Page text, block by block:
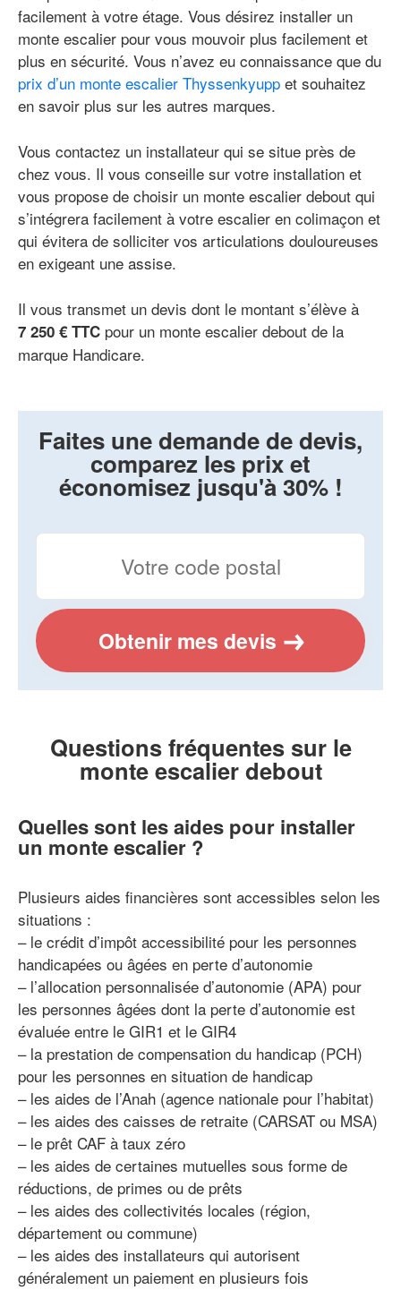
facilement à votre étage. Vous désirez installer un
monte escalier pour vous mouvoir plus facilement et
plus en sécurité. Vous n’avez eu connaissance que du
prix d’un monte escalier Thyssenkyupp et souhaitez
en savoir plus sur les autres marques.
Vous contactez un installateur qui se situe près de
chez vous. Il vous conseille sur votre installation et
vous propose de choisir un monte escalier debout qui
s’intégrera facilement à votre escalier en colimaçon et
qui évitera de solliciter vos articulations douloureuses
en exigeant une assise.
Il vous transmet un devis dont le montant s’élève à
7 250 € TTC pour un monte escalier debout de la
marque Handicare.
Faites une demande de devis,
comparez les prix et
économisez jusqu'à 30% !
Obtenir mes devis
Questions fréquentes sur le
monte escalier debout
Quelles sont les aides pour installer
un monte escalier ?
Plusieurs aides financières sont accessibles selon les
situations :
– le crédit d’impôt accessibilité pour les personnes
handicapées ou âgées en perte d’autonomie
– l’allocation personnalisée d’autonomie (APA) pour
les personnes âgées dont la perte d’autonomie est
évaluée entre le GIR1 et le GIR4
– la prestation de compensation du handicap (PCH)
pour les personnes en situation de handicap
– les aides de l’Anah (agence nationale pour l’habitat)
– les aides des caisses de retraite (CARSAT ou MSA)
– le prêt CAF à taux zéro
– les aides de certaines mutuelles sous forme de
réductions, de primes ou de prêts
– les aides des collectivités locales (région,
département ou commune)
– les aides des installateurs qui autorisent
généralement un paiement en plusieurs fois